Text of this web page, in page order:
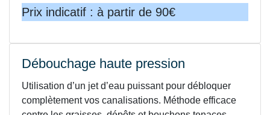
Prix indicatif : à partir de 90€
Débouchage haute pression
Utilisation d’un jet d’eau puissant pour débloquer
complètement vos canalisations. Méthode efficace